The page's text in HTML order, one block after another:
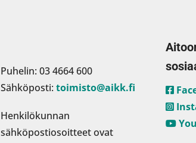
Puhelin: 03 4664 600
Sähköposti:toimisto@aikk.fi
Henkilökunnan
sähköpostiosoitteet ovat